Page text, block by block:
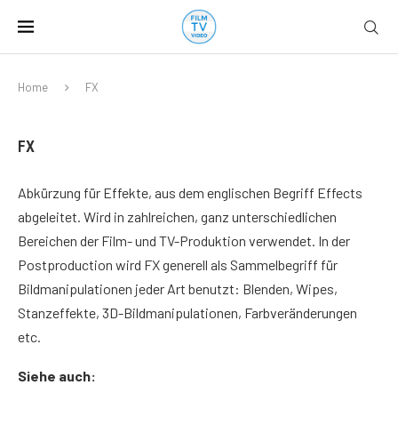
Home FX
FX
Abkürzung für Effekte, aus dem englischen Begriff Effects
abgeleitet. Wird in zahlreichen, ganz unterschiedlichen
Bereichen der Film- und TV-Produktion verwendet. In der
Postproduction wird FX generell als Sammelbegriff für
Bildmanipulationen jeder Art benutzt: Blenden, Wipes,
Stanzeffekte, 3D-Bildmanipulationen, Farbveränderungen
etc.
Siehe auch: